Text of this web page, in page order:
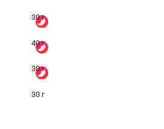
30 г
40 г
30 г
30 г